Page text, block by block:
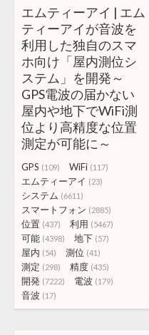
エムティーアイ | エム
ティーアイが音波を
利用した独自のスマ
ホ向け「屋内測位シ
ステム」を開発～
GPS電波の届かない
屋内や地下でWiFi測
位より高精度な位置
測定が可能に～
GPS (109) WiFi (117)
エムティーアイ (23)
システム (6611)
スマートフォン (2885)
位置 (437) 利用 (5467)
可能 (4398) 地下 (57)
屋内 (54) 測位 (41)
測定 (298) 精度 (435)
開発 (7222) 電波 (179)
音波 (17)